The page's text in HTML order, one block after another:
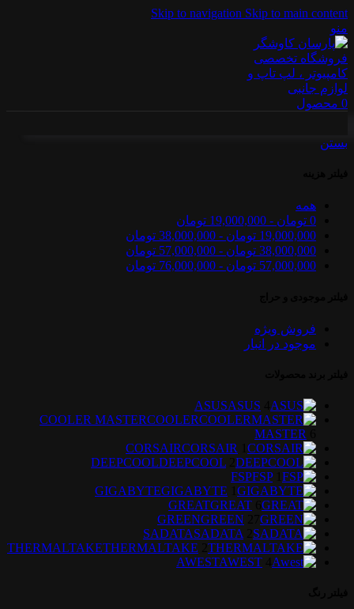
Skip to navigation Skip to main content
منو
0 محصول
بستن
همه
0 تومان -
19,000,000 تومان
19,000,000 تومان -
38,000,000 تومان
38,000,000 تومان -
57,000,000 تومان
57,000,000 تومان -
76,000,000 تومان
فروش ویژه
موجود در انبار
ASUSASUS
COOLER MASTERCOOLER
MASTER
CORSAIRCORSAIR
DEEPCOOLDEEPCOOL
FSPFSP
GIGABYTEGIGABYTE
GREATGREAT
GREENGREEN
SADATASADATA
THERMALTAKETHERMALTAKE
AWESTAWEST